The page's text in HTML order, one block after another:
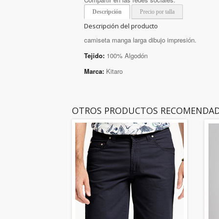
Descripción Precio por talla
Descripción del producto
camiseta manga larga dibujo impresión.
Tejido: 100% Algodón
Marca: Kitaro
OTROS PRODUCTOS